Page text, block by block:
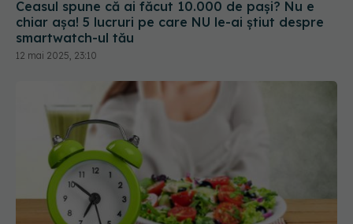
Ceasul spune că ai făcut 10.000 de pași? Nu e
chiar așa! 5 lucruri pe care NU le-ai știut despre
smartwatch-ul tău
12 mai 2025, 23:10